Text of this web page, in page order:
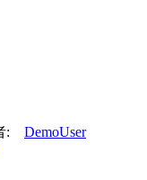
: DemoUser